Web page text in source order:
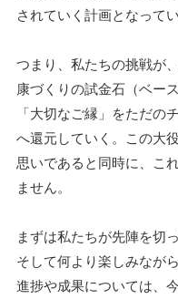
されていく計画となってい
つまり、私たちの挑戦が
康づくりの試金石（ベー
「大切なご縁」をただの
へ還元していく。この大
思いであると同時に、こ
ません。
まずは私たちが先陣を切
そして何より楽しみなが
進捗や成果については、